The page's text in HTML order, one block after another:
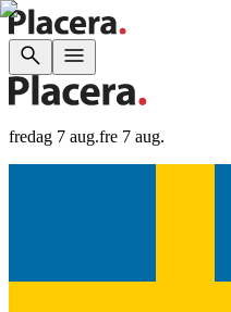
fredag 7 aug.fre 7 aug.